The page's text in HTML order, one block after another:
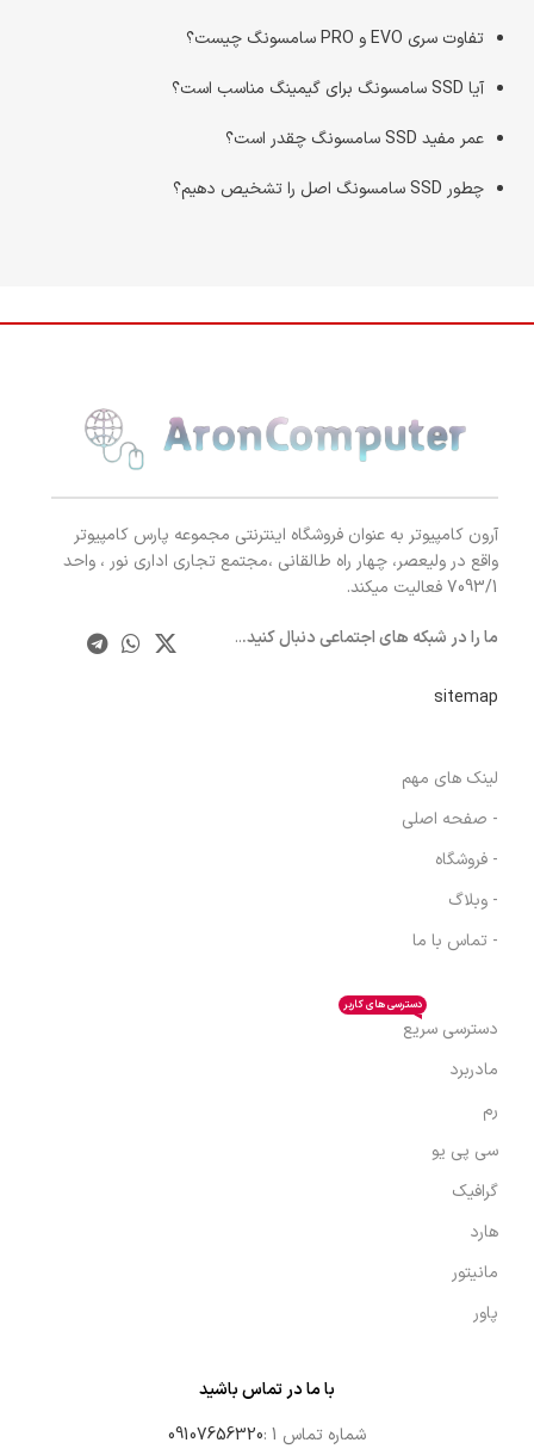
تفاوت سری EVO و PRO سامسونگ چیست؟
آیا SSD سامسونگ برای گیمینگ مناسب است؟
عمر مفید SSD سامسونگ چقدر است؟
چطور SSD سامسونگ اصل را تشخیص دهیم؟
آرون کامپیوتر به عنوان فروشگاه اینترنتی مجموعه پارس کامپیوتر
واقع در ولیعصر، چهار راه طالقانی ،مجتمع تجاری اداری نور ، واحد
7093/1 فعالیت میکند.
ما را در شبکه های اجتماعی دنبال کنید...
sitemap
لینک های مهم
- صفحه اصلی
- فروشگاه
- وبلاگ
- تماس با ما
دسترسی سریع
دسترسی های کاربر
مادربرد
رم
سی پی یو
گرافیک
هارد
مانیتور
پاور
با ما در تماس باشید
شماره تماس 1 :
09107656320